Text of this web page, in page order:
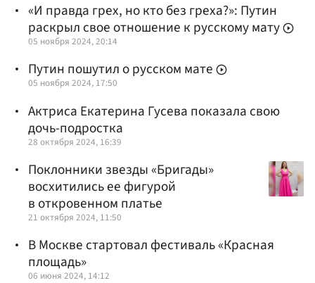
«И правда грех, но кто без греха?»: Путин
раскрыл свое отношение к русскому мату
05 ноября 2024, 20:14
Путин пошутил о русском мате
05 ноября 2024, 17:50
Актриса Екатерина Гусева показала свою
дочь-подростка
28 октября 2024, 16:39
Поклонники звезды «Бригады»
восхитились ее фигурой
в откровенном платье
21 октября 2024, 11:50
В Москве стартовал фестиваль «Красная
площадь»
06 июня 2024, 14:12